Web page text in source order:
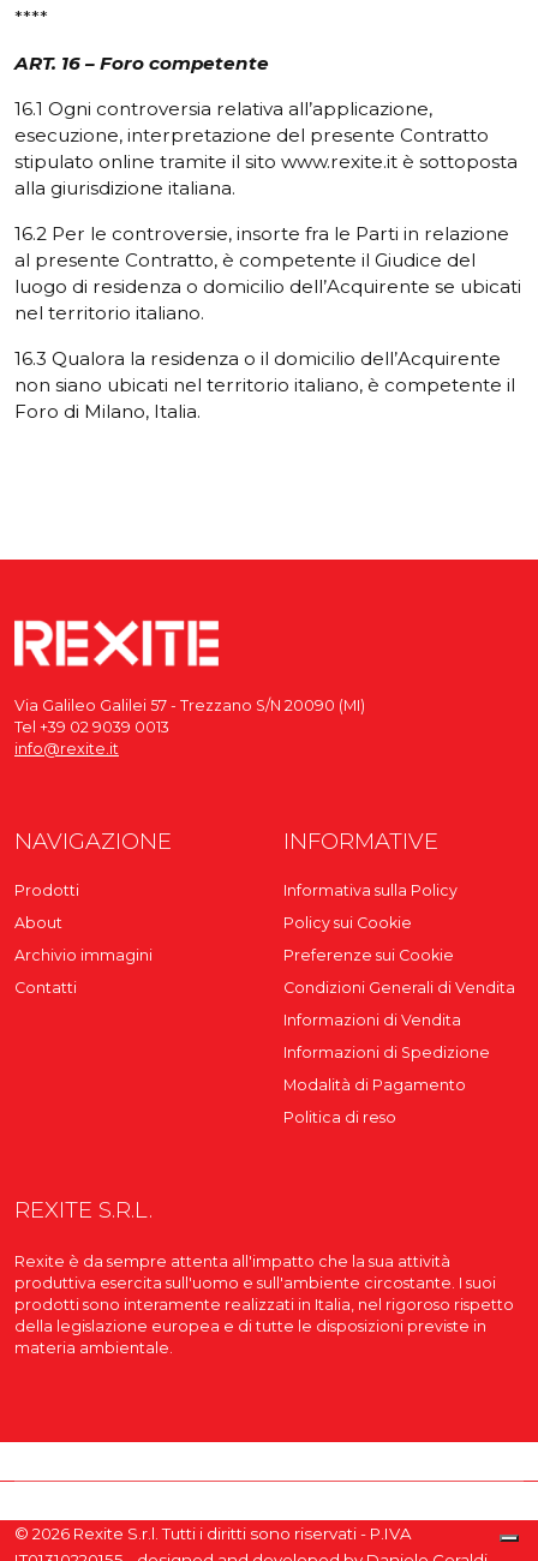
****
ART. 16 – Foro competente
16.1 Ogni controversia relativa all’applicazione,
esecuzione, interpretazione del presente Contratto
stipulato online tramite il sito www.rexite.it è sottoposta
alla giurisdizione italiana.
16.2 Per le controversie, insorte fra le Parti in relazione
al presente Contratto, è competente il Giudice del
luogo di residenza o domicilio dell’Acquirente se ubicati
nel territorio italiano.
16.3 Qualora la residenza o il domicilio dell’Acquirente
non siano ubicati nel territorio italiano, è competente il
Foro di Milano, Italia.
Via Galileo Galilei 57 - Trezzano S/N 20090 (MI)
Tel +39 02 9039 0013
info@rexite.it
NAVIGAZIONE
Prodotti
About
Archivio immagini
Contatti
INFORMATIVE
Informativa sulla Policy
Policy sui Cookie
Preferenze sui Cookie
Condizioni Generali di Vendita
Informazioni di Vendita
Informazioni di Spedizione
Modalità di Pagamento
Politica di reso
REXITE S.R.L.
Rexite è da sempre attenta all'impatto che la sua attività
produttiva esercita sull'uomo e sull'ambiente circostante. I suoi
prodotti sono interamente realizzati in Italia, nel rigoroso rispetto
della legislazione europea e di tutte le disposizioni previste in
materia ambientale.
© 2026 Rexite S.r.l. Tutti i diritti sono riservati - P.IVA